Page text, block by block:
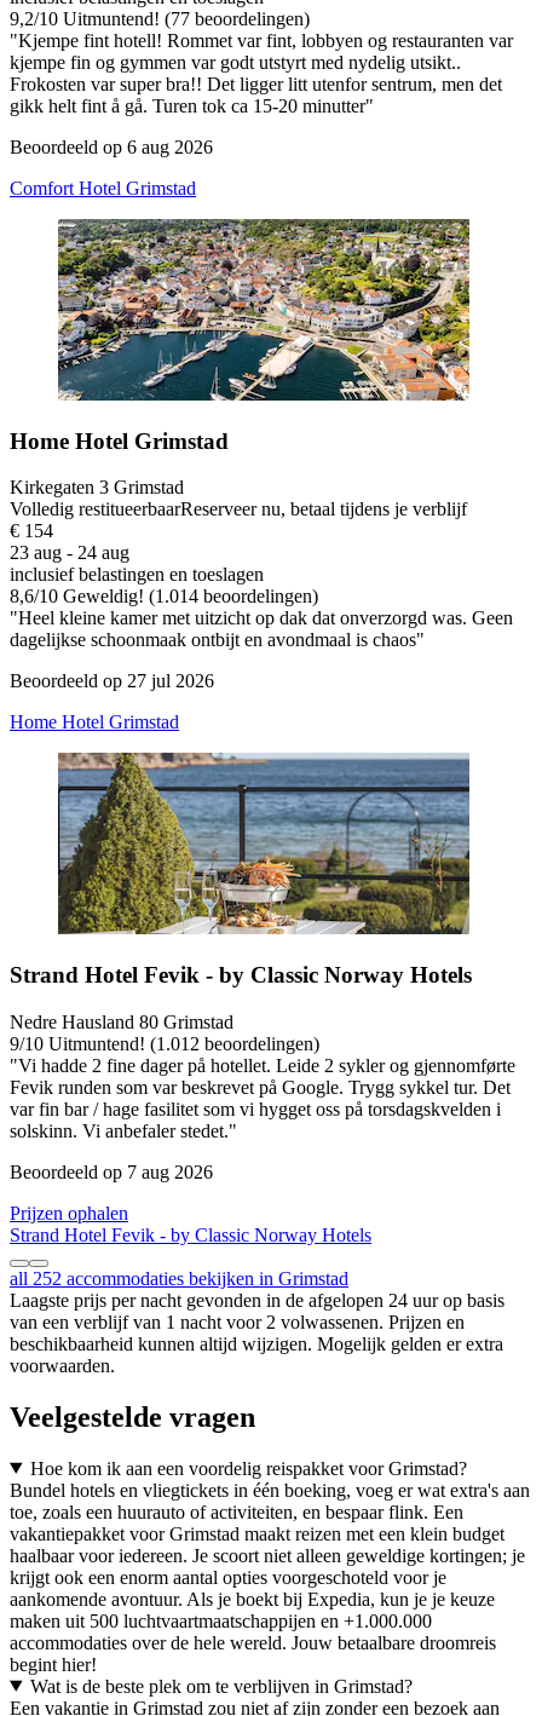
9,2/10 Uitmuntend! (77 beoordelingen)
"Kjempe fint hotell! Rommet var fint, lobbyen og restauranten var
kjempe fin og gymmen var godt utstyrt med nydelig utsikt..
Frokosten var super bra!! Det ligger litt utenfor sentrum, men det
gikk helt fint å gå. Turen tok ca 15-20 minutter"
Beoordeeld op 6 aug 2026
Comfort Hotel Grimstad
Home Hotel Grimstad
Kirkegaten 3 Grimstad
Volledig restitueerbaarReserveer nu, betaal tijdens je verblijf
€ 154
23 aug - 24 aug
inclusief belastingen en toeslagen
8,6/10 Geweldig! (1.014 beoordelingen)
"Heel kleine kamer met uitzicht op dak dat onverzorgd was. Geen
dagelijkse schoonmaak ontbijt en avondmaal is chaos"
Beoordeeld op 27 jul 2026
Home Hotel Grimstad
Strand Hotel Fevik - by Classic Norway Hotels
Nedre Hausland 80 Grimstad
9/10 Uitmuntend! (1.012 beoordelingen)
"Vi hadde 2 fine dager på hotellet. Leide 2 sykler og gjennomførte
Fevik runden som var beskrevet på Google. Trygg sykkel tur. Det
var fin bar / hage fasilitet som vi hygget oss på torsdagskvelden i
solskinn. Vi anbefaler stedet."
Beoordeeld op 7 aug 2026
Prijzen ophalen
Strand Hotel Fevik - by Classic Norway Hotels
all 252 accommodaties bekijken in Grimstad
Laagste prijs per nacht gevonden in de afgelopen 24 uur op basis
van een verblijf van 1 nacht voor 2 volwassenen. Prijzen en
beschikbaarheid kunnen altijd wijzigen. Mogelijk gelden er extra
voorwaarden.
Veelgestelde vragen
Hoe kom ik aan een voordelig reispakket voor Grimstad?
Bundel hotels en vliegtickets in één boeking, voeg er wat extra's aan
toe, zoals een huurauto of activiteiten, en bespaar flink. Een
vakantiepakket voor Grimstad maakt reizen met een klein budget
haalbaar voor iedereen. Je scoort niet alleen geweldige kortingen; je
krijgt ook een enorm aantal opties voorgeschoteld voor je
aankomende avontuur. Als je boekt bij Expedia, kun je je keuze
maken uit 500 luchtvaartmaatschappijen en +1.000.000
accommodaties over de hele wereld. Jouw betaalbare droomreis
begint hier!
Wat is de beste plek om te verblijven in Grimstad?
Een vakantie in Grimstad zou niet af zijn zonder een bezoek aan